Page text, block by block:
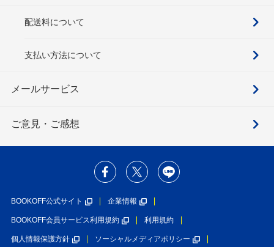
配送料について
支払い方法について
メールサービス
ご意見・ご感想
BOOKOFF公式サイト 企業情報
BOOKOFF会員サービス利用規約 利用規約
個人情報保護方針 ソーシャルメディアポリシー